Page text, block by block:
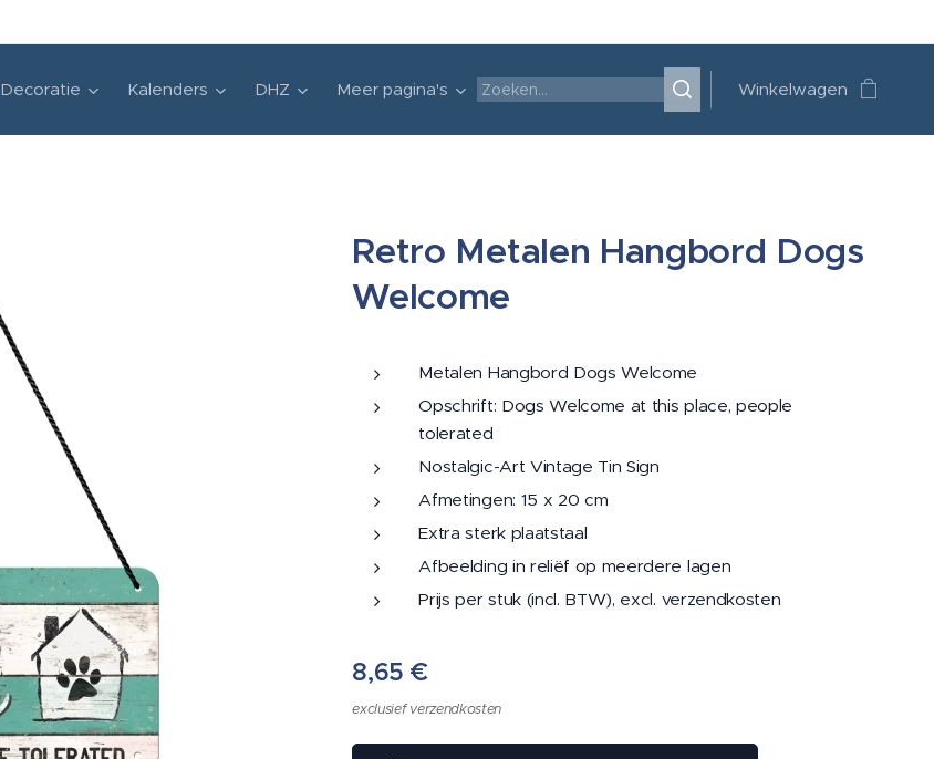
Decoratie Kalenders DHZ Meer pagina's Winkelwagen
Retro Metalen Hangbord Dogs
Welcome
Metalen Hangbord Dogs Welcome
Opschrift: Dogs Welcome at this place, people
tolerated
Nostalgic-Art Vintage Tin Sign
Afmetingen: 15 x 20 cm
Extra sterk plaatstaal
Afbeelding in reliëf op meerdere lagen
Prijs per stuk (incl. BTW), excl. verzendkosten
8,65 €
exclusief verzendkosten